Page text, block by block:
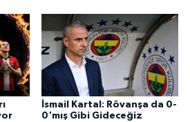
İsmail Kartal: Rövanşa da 0-
0'mış Gibi Gideceğiz